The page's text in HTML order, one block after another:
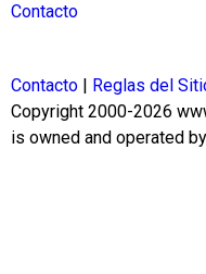
Contacto
Contacto Reglas del
Copyright 2000-2026
is owned and operated